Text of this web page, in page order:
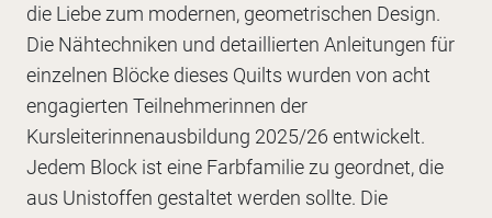
die Liebe zum modernen, geometrischen Design.
Die Nähtechniken und detaillierten Anleitungen für
einzelnen Blöcke dieses Quilts wurden von acht
engagierten Teilnehmerinnen der
Kursleiterinnenausbildung 2025/26 entwickelt.
Jedem Block ist eine Farbfamilie zu geordnet, die
aus Unistoffen gestaltet werden sollte. Die